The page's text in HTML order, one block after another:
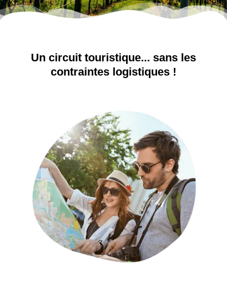
Un circuit touristique... sans les
contraintes logistiques !